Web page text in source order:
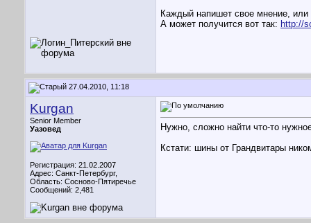
Каждый напишет свое мнение, или
А может получится вот так: http://
27.04.2010, 11:18
Kurgan
Senior Member
Уазовед
Регистрация: 21.02.2007
Адрес: Санкт-Петербург,
Область: Сосново-Пятиречье
Сообщений: 2,481
Нужно, сложно найти что-то
Кстати: шины от Грандвитары